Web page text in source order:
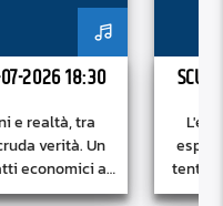
2026 18:30
e realtà, tra
verità. Un
economici al
dei maghi.
di